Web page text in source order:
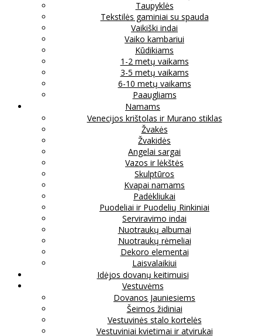
Taupyklės
Tekstilės gaminiai su spauda
Vaikiški indai
Vaiko kambariui
Kūdikiams
1-2 metų vaikams
3-5 metų vaikams
6-10 metų vaikams
Paaugliams
Namams
Venecijos krištolas ir Murano stiklas
Žvakės
Žvakidės
Angelai sargai
Vazos ir lėkštės
Skulptūros
Kvapai namams
Padėkliukai
Puodeliai ir Puodelių Rinkiniai
Serviravimo indai
Nuotraukų albumai
Nuotraukų rėmeliai
Dekoro elementai
Laisvalaikiui
Idėjos dovanų keitimuisi
Vestuvėms
Dovanos Jauniesiems
Šeimos židiniai
Vestuvinės stalo kortelės
Vestuviniai kvietimai ir atvirukai